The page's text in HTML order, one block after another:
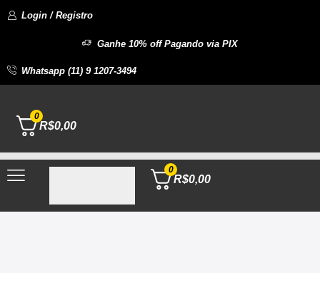
Login / Registro
Ganhe 10% off Pagando via PIX
Whatsapp (11) 9 1207-3494
0
R$0,00
0
R$0,00